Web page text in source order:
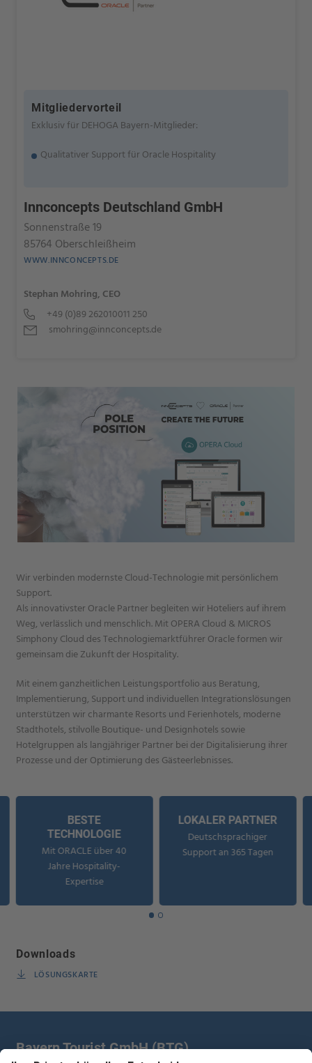
Mitgliedervorteil
Exklusiv für DEHOGA Bayern-Mitglieder:
Qualitativer Support für Oracle Hospitality
Innconcepts Deutschland GmbH
Sonnenstraße 19
85764 Oberschleißheim
WWW.INNCONCEPTS.DE
Stephan Mohring, CEO
+49 (0)89 262010011 250
smohring@innconcepts.de
Wir verbinden modernste Cloud-Technologie mit persönlichem
Support.
Als innovativster Oracle Partner begleiten wir Hoteliers auf ihrem
Weg, verlässlich und menschlich. Mit OPERA Cloud & MICROS
Simphony Cloud des Technologiemarktführer Oracle formen wir
gemeinsam die Zukunft der Hospitality.
Mit einem ganzheitlichen Leistungsportfolio aus Beratung,
Implementierung, Support und individuellen Integrationslösungen
unterstützen wir charmante Resorts und Ferienhotels, moderne
Stadthotels, stilvolle Boutique- und Designhotels sowie
Hotelgruppen als langjähriger Partner bei der Digitalisierung ihrer
Prozesse und der Optimierung des Gästeerlebnisses.
BESTE
TECHNOLOGIE
Mit ORACLE über 40
Jahre Hospitality-
Expertise
LOKALER PARTNER
Deutschsprachiger
Support an 365 Tagen
Downloads
LÖSUNGSKARTE
Bayern Tourist GmbH (BTG)